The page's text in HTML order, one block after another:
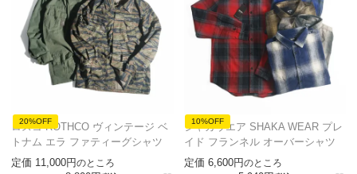
20%OFF
ロスコ ROTHCO ヴィンテージ ベ
トナム エラ ファティーグシャツ
定価 11,000 のところ
10%OFF
シャカウエア SHAKA WEAR プレ
イド フランネル オーバーシャツ
定価 6,600 のところ